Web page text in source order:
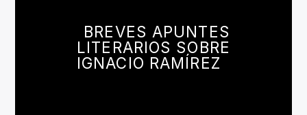
BREVES APUNTES
LITERARIOS SOBRE
IGNACIO RAMÍREZ